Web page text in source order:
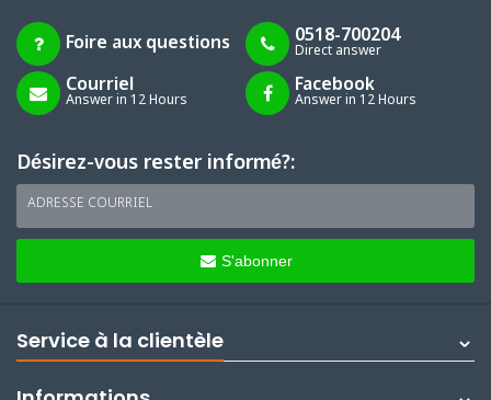
Foire aux questions 0518-700204
Direct answer
Courriel
Answer in 12 Hours
Facebook
Answer in 12 Hours
Désirez-vous rester informé?:
ADRESSE COURRIEL
S'abonner
Service à la clientèle